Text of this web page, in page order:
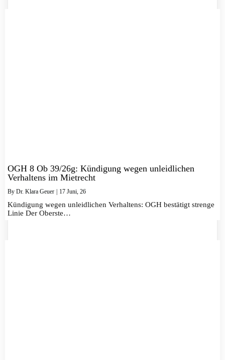
OGH 8 Ob 39/26g: Kündigung wegen unleidlichen
Verhaltens im Mietrecht
By Dr. Klara Geuer | 17 Juni, 26
Kündigung wegen unleidlichen Verhaltens: OGH bestätigt strenge
Linie Der Oberste…